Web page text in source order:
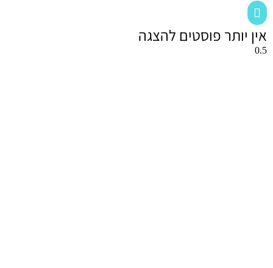
אין יותר פוסטים להצגה